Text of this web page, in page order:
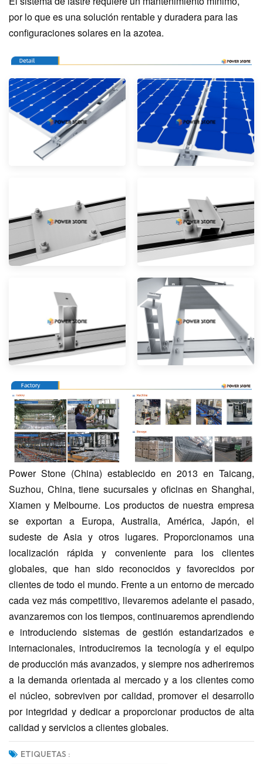
por lo que es una solución rentable y duradera para las
configuraciones solares en la azotea.
Power Stone (China) establecido en 2013 en Taicang,
Suzhou, China, tiene sucursales y oficinas en Shanghai,
Xiamen y Melbourne. Los productos de nuestra empresa
se exportan a Europa, Australia, América, Japón, el
sudeste de Asia y otros lugares. Proporcionamos una
localización rápida y conveniente para los clientes
globales, que han sido reconocidos y favorecidos por
clientes de todo el mundo. Frente a un entorno de mercado
cada vez más competitivo, llevaremos adelante el pasado,
avanzaremos con los tiempos, continuaremos aprendiendo
e introduciendo sistemas de gestión estandarizados e
internacionales, introduciremos la tecnología y el equipo
de producción más avanzados, y siempre nos adheriremos
a la demanda orientada al mercado y a los clientes como
el núcleo, sobreviven por calidad, promover el desarrollo
por integridad y dedicar a proporcionar productos de alta
calidad y servicios a clientes globales.
ETIQUETAS :